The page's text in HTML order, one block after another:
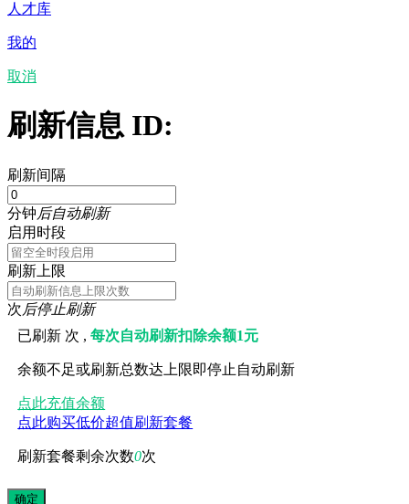
人才库
我的
取消
刷新信息 ID:
刷新间隔
分钟后自动刷新
启用时段
刷新上限
次后停止刷新
已刷新 次 ,每次自动刷新扣除余额1元
余额不足或刷新总数达上限即停止自动刷新
点此充值余额
点此购买低价超值刷新套餐
刷新套餐剩余次数0次